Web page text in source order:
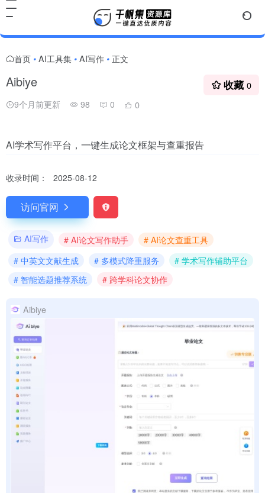
首页 • AI工具集 • AI写作 • 正文
Aibiye
9个月前更新 98 0 0
收藏 0
AI学术写作平台，一键生成论文框架与查重报告
收录时间： 2025-08-12
访问官网
AI写作 # AI论文写作助手
# AI论文查重工具
# 中英文文献生成
# 多模式降重服务
# 学术写作辅助平台
# 智能选题推荐系统
# 跨学科论文协作
Aibiye